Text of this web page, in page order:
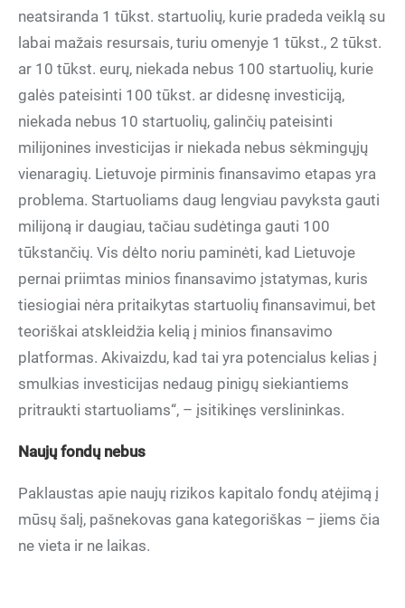
neatsiranda 1 tūkst. startuolių, kurie pradeda veiklą su
labai mažais resursais, turiu omenyje 1 tūkst., 2 tūkst.
ar 10 tūkst. eurų, niekada nebus 100 startuolių, kurie
galės pateisinti 100 tūkst. ar didesnę investiciją,
niekada nebus 10 startuolių, galinčių pateisinti
milijonines investicijas ir niekada nebus sėkmingųjų
vienaragių. Lietuvoje pirminis finansavimo etapas yra
problema. Startuoliams daug lengviau pavyksta gauti
milijoną ir daugiau, tačiau sudėtinga gauti 100
tūkstančių. Vis dėlto noriu paminėti, kad Lietuvoje
pernai priimtas minios finansavimo įstatymas, kuris
tiesiogiai nėra pritaikytas startuolių finansavimui, bet
teoriškai atskleidžia kelią į minios finansavimo
platformas. Akivaizdu, kad tai yra potencialus kelias į
smulkias investicijas nedaug pinigų siekiantiems
pritraukti startuoliams“, – įsitikinęs verslininkas.
Naujų fondų nebus
Paklaustas apie naujų rizikos kapitalo fondų atėjimą į
mūsų šalį, pašnekovas gana kategoriškas – jiems čia
ne vieta ir ne laikas.